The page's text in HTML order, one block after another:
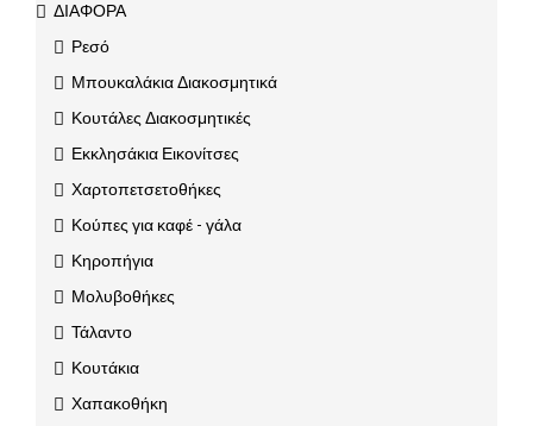
ΔΙΑΦΟΡΑ
Ρεσό
Μπουκαλάκια Διακοσμητικά
Κουτάλες Διακοσμητικές
Εκκλησάκια Εικονίτσες
Χαρτοπετσετοθήκες
Κούπες για καφέ - γάλα
Κηροπήγια
Μολυβοθήκες
Τάλαντο
Κουτάκια
Χαπακοθήκη